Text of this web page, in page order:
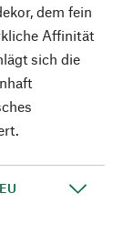
dem fein
Affinität
sich die